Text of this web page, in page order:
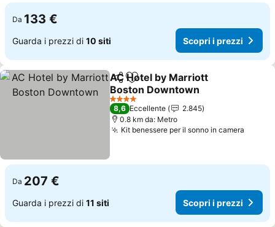
Da 133 €
Guarda i prezzi di 10 siti Scopri i prezzi
CondividiAggiungi ai preferiti
AC Hotel by Marriott
Boston Downtown
4 Stelle
8,6 Eccellente
2.845
0.8 km da: Metro
Kit benessere per il sonno in camera
Da 207 €
Guarda i prezzi di 11 siti Scopri i prezzi